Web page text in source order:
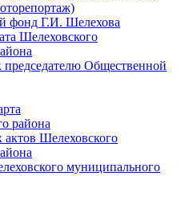
фонд Г.И. Шелехова
Шелеховского
Общественной
района
Шелеховского
муниципального